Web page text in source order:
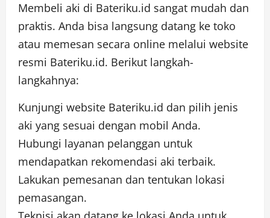
Membeli aki di Bateriku.id sangat mudah dan
praktis. Anda bisa langsung datang ke toko
atau memesan secara online melalui website
resmi Bateriku.id. Berikut langkah-
langkahnya:
Kunjungi website Bateriku.id dan pilih jenis
aki yang sesuai dengan mobil Anda.
Hubungi layanan pelanggan untuk
mendapatkan rekomendasi aki terbaik.
Lakukan pemesanan dan tentukan lokasi
pemasangan.